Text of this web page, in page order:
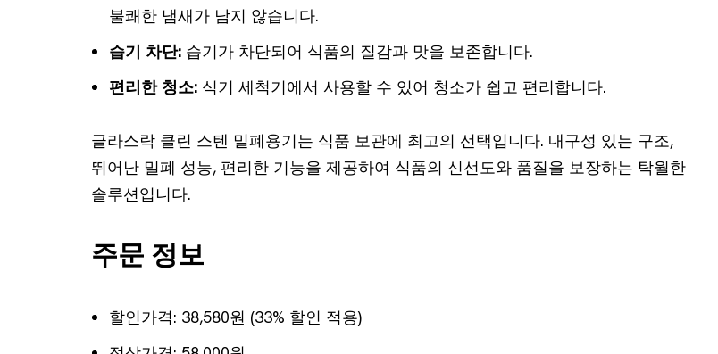
불쾌한 냄새가 남지 않습니다.
습기 차단: 습기가 차단되어 식품의 질감과 맛을 보존합니다.
편리한 청소: 식기 세척기에서 사용할 수 있어 청소가 쉽고 편리합니다.
글라스락 클린 스텐 밀폐용기는 식품 보관에 최고의 선택입니다. 내구성 있는 구조,
뛰어난 밀폐 성능, 편리한 기능을 제공하여 식품의 신선도와 품질을 보장하는 탁월한
솔루션입니다.
주문 정보
할인가격: 38,580원 (33% 할인 적용)